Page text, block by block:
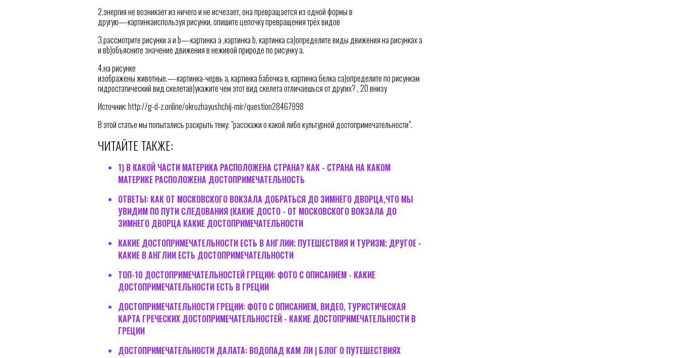
2.энергия не возникает из ничего и не исчезает, она превращается из одной формы в
другую—-картинкаиспользуя рисунки, опишите цепочку превращения трёх видов
3.рассмотрите рисунки а и b—-картинка а ,картинка b, картинка сa)определите виды движения на рисунках а
и вb)объясните значение движения в неживой природе по рисунку а.
4.на рисунке
изображены животные.—-картинка-червь а, картинка бабочка в, картинка белка са)определите по рисункам
гидростатический вид скелетав)укажите чем этот вид скелета отличаешься от других? , 20 внизу
Источник: http://g-d-z.online/okruzhayushchij-mir/question28467998
В этой статье мы попытались раскрыть тему: "расскажи о какой либо культурной достопримечательности".
ЧИТАЙТЕ ТАКЖЕ:
1) В КАКОЙ ЧАСТИ МАТЕРИКА РАСПОЛОЖЕНА СТРАНА? КАК - СТРАНА НА КАКОМ
МАТЕРИКЕ РАСПОЛОЖЕНА ДОСТОПРИМЕЧАТЕЛЬНОСТЬ
ОТВЕТЫ: КАК ОТ МОСКОВСКОГО ВОКЗАЛА ДОБРАТЬСЯ ДО ЗИМНЕГО ДВОРЦА,ЧТО МЫ
УВИДИМ ПО ПУТИ СЛЕДОВАНИЯ (КАКИЕ ДОСТО - ОТ МОСКОВСКОГО ВОКЗАЛА ДО
ЗИМНЕГО ДВОРЦА КАКИЕ ДОСТОПРИМЕЧАТЕЛЬНОСТИ
КАКИЕ ДОСТОПРИМЕЧАТЕЛЬНОСТИ ЕСТЬ В АНГЛИИ; ПУТЕШЕСТВИЯ И ТУРИЗМ; ДРУГОЕ -
КАКИЕ В АНГЛИИ ЕСТЬ ДОСТОПРИМЕЧАТЕЛЬНОСТИ
ТОП-10 ДОСТОПРИМЕЧАТЕЛЬНОСТЕЙ ГРЕЦИИ: ФОТО С ОПИСАНИЕМ - КАКИЕ
ДОСТОПРИМЕЧАТЕЛЬНОСТИ ЕСТЬ В ГРЕЦИИ
ДОСТОПРИМЕЧАТЕЛЬНОСТИ ГРЕЦИИ: ФОТО С ОПИСАНИЕМ, ВИДЕО, ТУРИСТИЧЕСКАЯ
КАРТА ГРЕЧЕСКИХ ДОСТОПРИМЕЧАТЕЛЬНОСТЕЙ - КАКИЕ ДОСТОПРИМЕЧАТЕЛЬНОСТИ В
ГРЕЦИИ
ДОСТОПРИМЕЧАТЕЛЬНОСТИ ДАЛАТА: ВОДОПАД КАМ ЛИ | БЛОГ О ПУТЕШЕСТВИЯХ